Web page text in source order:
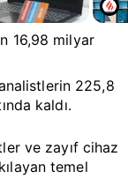
16,98 milyar
225,8
kaldı.
ve zayıf cihaz
temel